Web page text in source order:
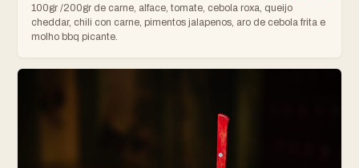
100gr /200gr de carne, alface, tomate, cebola roxa, queijo
cheddar, chili con carne, pimentos jalapenos, aro de cebola frita e
molho bbq picante.